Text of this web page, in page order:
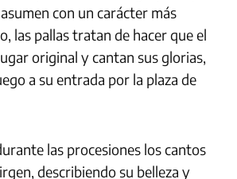
con un carácter más
las pallas tratan de hacer que el
original y cantan sus glorias,
a su entrada por la plaza de
las procesiones los cantos
describiendo su belleza y